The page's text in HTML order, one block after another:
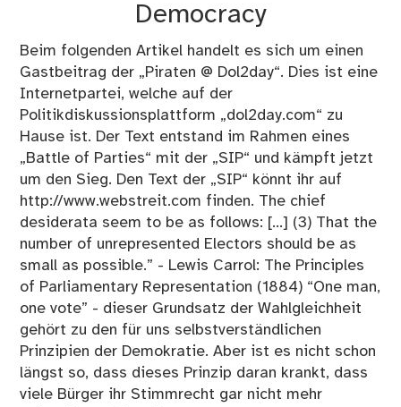
Democracy
Beim folgenden Artikel handelt es sich um einen
Gastbeitrag der „Piraten @ Dol2day“. Dies ist eine
Internetpartei, welche auf der
Politikdiskussionsplattform „dol2day.com“ zu
Hause ist. Der Text entstand im Rahmen eines
„Battle of Parties“ mit der „SIP“ und kämpft jetzt
um den Sieg. Den Text der „SIP“ könnt ihr auf
http://www.webstreit.com finden. The chief
desiderata seem to be as follows: [...] (3) That the
number of unrepresented Electors should be as
small as possible.” - Lewis Carrol: The Principles
of Parliamentary Representation (1884) “One man,
one vote” - dieser Grundsatz der Wahlgleichheit
gehört zu den für uns selbstverständlichen
Prinzipien der Demokratie. Aber ist es nicht schon
längst so, dass dieses Prinzip daran krankt, dass
viele Bürger ihr Stimmrecht gar nicht mehr